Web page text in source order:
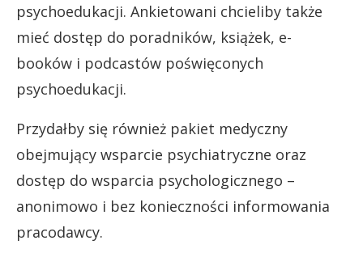
psychoedukacji. Ankietowani chcieliby także
mieć dostęp do poradników, książek, e-
booków i podcastów poświęconych
psychoedukacji.
Przydałby się również pakiet medyczny
obejmujący wsparcie psychiatryczne oraz
dostęp do wsparcia psychologicznego –
anonimowo i bez konieczności informowania
pracodawcy.